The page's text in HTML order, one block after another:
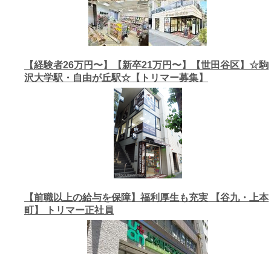
【経験者26万円〜】【新卒21万円〜】【世田谷区】☆駒
沢大学駅・自由が丘駅☆【トリマー募集】
【前職以上の給与を保障】福利厚生も充実 【谷九・上本
町】 トリマー正社員